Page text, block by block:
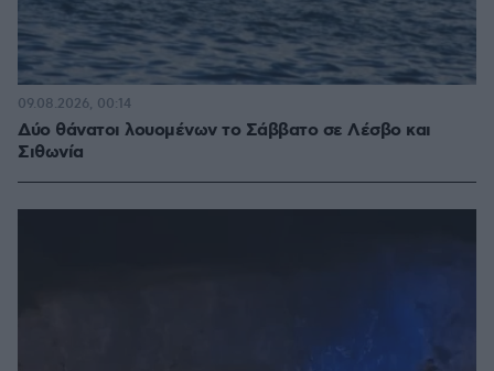
Δύο θάνατοι λουομένων το Σάββατο σε Λέσβο και
Σιθωνία
09.08.2026, 00:14